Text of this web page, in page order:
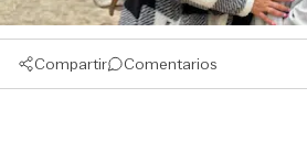
Compartir Comentarios